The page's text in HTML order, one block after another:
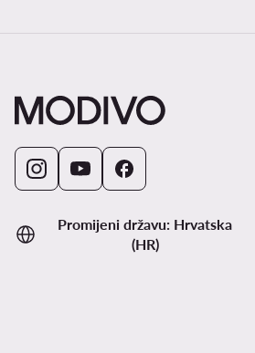
Promijeni državu: Hrvatska
(HR)